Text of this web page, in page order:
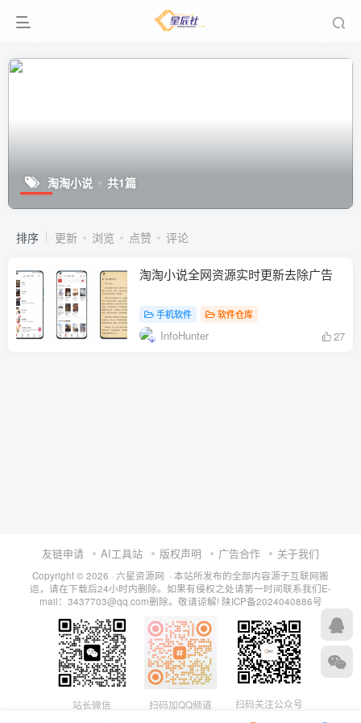
淘淘小说 共1篇
排序 更新 浏览 点赞 评论
淘淘小说全网资源实时更新去除广告
手机软件 软件仓库
InfoHunter 27
友链申请 AI工具站 版权声明 广告合作 关于我们
Copyright © 2026 · 六星资源网 · 本站所发布的全部内容源于互联网搬
运，请在下载后24小时内删除。如果有侵权之处请第一时间联系我们E-
mail：3437703@qq.com删除。敬请谅解! 陕ICP备2024040886号
站长微信 扫码加QQ频道 扫码关注公众号